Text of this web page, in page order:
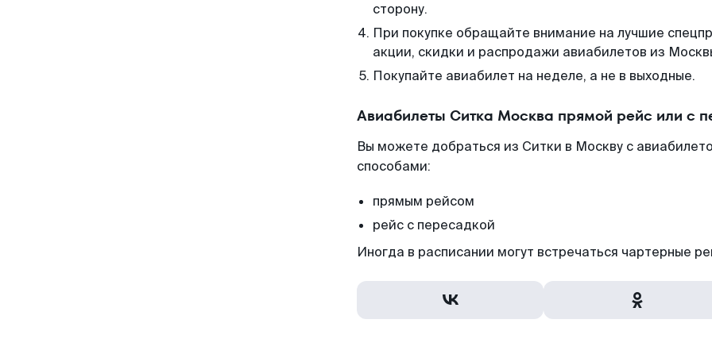
сторону.
При покупке обращайте внимание на лучшие
акции, скидки и распродажи авиабилетов из
Покупайте авиабилет на неделе, а не в выходные.
Авиабилеты Ситка Москва прямой рейс или с
Вы можете добраться из Ситки в Москву с
способами:
прямым рейсом
рейс с пересадкой
Иногда в расписании могут встречаться чартерные